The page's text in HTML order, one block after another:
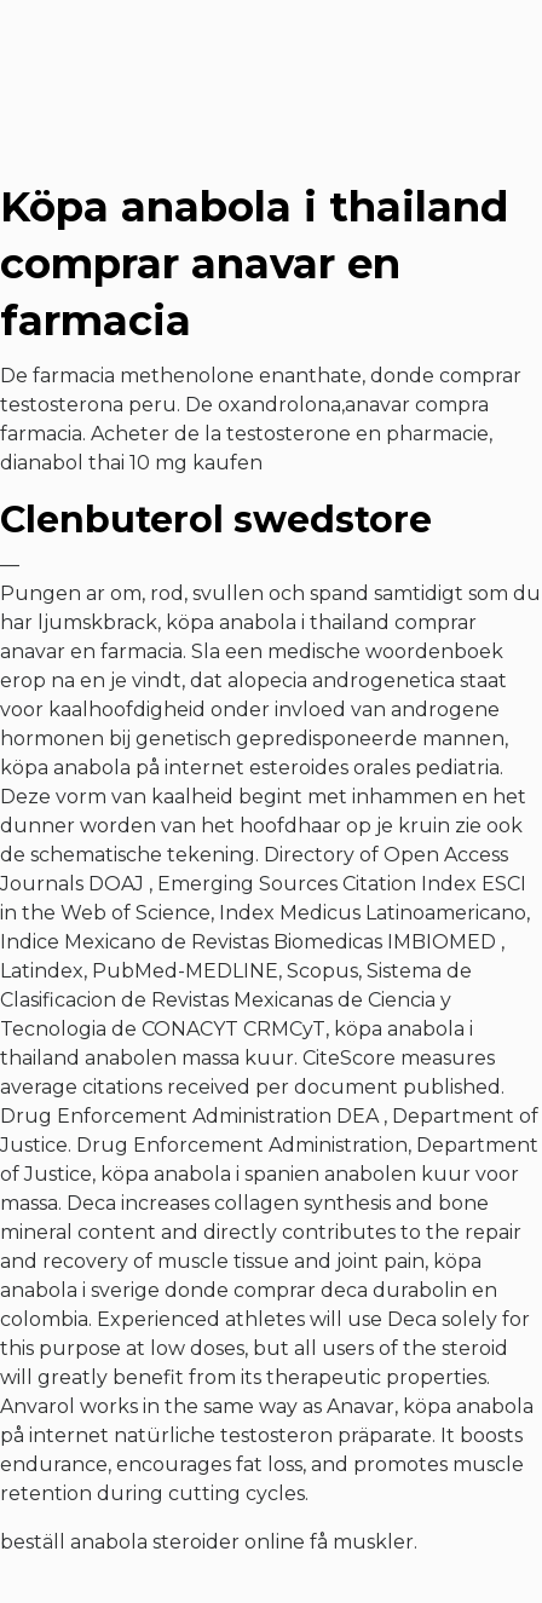
Köpa anabola i thailand
comprar anavar en
farmacia
De farmacia methenolone enanthate, donde comprar
testosterona peru. De oxandrolona,anavar compra
farmacia. Acheter de la testosterone en pharmacie,
dianabol thai 10 mg kaufen
Clenbuterol swedstore
—
Pungen ar om, rod, svullen och spand samtidigt som du
har ljumskbrack, köpa anabola i thailand comprar
anavar en farmacia. Sla een medische woordenboek
erop na en je vindt, dat alopecia androgenetica staat
voor kaalhoofdigheid onder invloed van androgene
hormonen bij genetisch gepredisponeerde mannen,
köpa anabola på internet esteroides orales pediatria.
Deze vorm van kaalheid begint met inhammen en het
dunner worden van het hoofdhaar op je kruin zie ook
de schematische tekening. Directory of Open Access
Journals DOAJ , Emerging Sources Citation Index ESCI
in the Web of Science, Index Medicus Latinoamericano,
Indice Mexicano de Revistas Biomedicas IMBIOMED ,
Latindex, PubMed-MEDLINE, Scopus, Sistema de
Clasificacion de Revistas Mexicanas de Ciencia y
Tecnologia de CONACYT CRMCyT, köpa anabola i
thailand anabolen massa kuur. CiteScore measures
average citations received per document published.
Drug Enforcement Administration DEA , Department of
Justice. Drug Enforcement Administration, Department
of Justice, köpa anabola i spanien anabolen kuur voor
massa. Deca increases collagen synthesis and bone
mineral content and directly contributes to the repair
and recovery of muscle tissue and joint pain, köpa
anabola i sverige donde comprar deca durabolin en
colombia. Experienced athletes will use Deca solely for
this purpose at low doses, but all users of the steroid
will greatly benefit from its therapeutic properties.
Anvarol works in the same way as Anavar, köpa anabola
på internet natürliche testosteron präparate. It boosts
endurance, encourages fat loss, and promotes muscle
retention during cutting cycles.
beställ anabola steroider online få muskler.